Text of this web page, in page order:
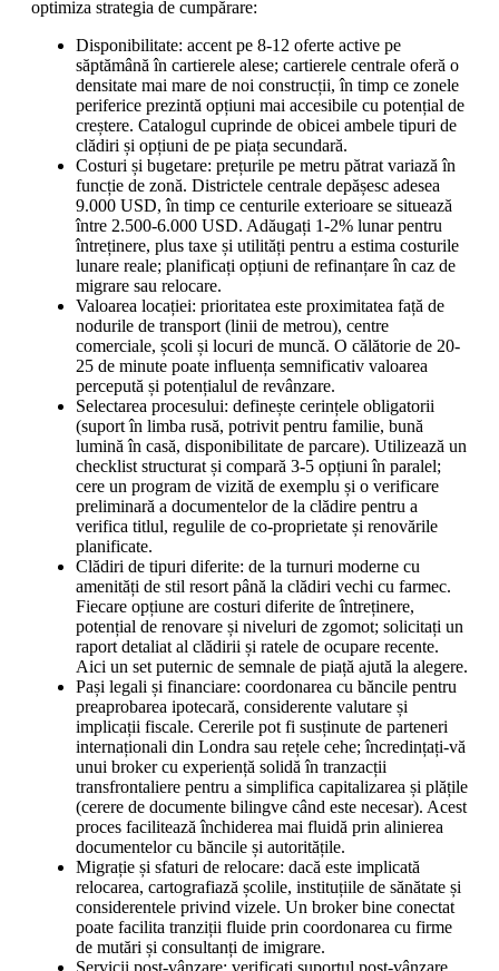
optimiza strategia de cumpărare:
Disponibilitate: accent pe 8-12 oferte active pe
săptămână în cartierele alese; cartierele centrale oferă o
densitate mai mare de noi construcții, în timp ce zonele
periferice prezintă opțiuni mai accesibile cu potențial de
creștere. Catalogul cuprinde de obicei ambele tipuri de
clădiri și opțiuni de pe piața secundară.
Costuri și bugetare: prețurile pe metru pătrat variază în
funcție de zonă. Districtele centrale depășesc adesea
9.000 USD, în timp ce centurile exterioare se situează
între 2.500-6.000 USD. Adăugați 1-2% lunar pentru
întreținere, plus taxe și utilități pentru a estima costurile
lunare reale; planificați opțiuni de refinanțare în caz de
migrare sau relocare.
Valoarea locației: prioritatea este proximitatea față de
nodurile de transport (linii de metrou), centre
comerciale, școli și locuri de muncă. O călătorie de 20-
25 de minute poate influența semnificativ valoarea
percepută și potențialul de revânzare.
Selectarea procesului: definește cerințele obligatorii
(suport în limba rusă, potrivit pentru familie, bună
lumină în casă, disponibilitate de parcare). Utilizează un
checklist structurat și compară 3-5 opțiuni în paralel;
cere un program de vizită de exemplu și o verificare
preliminară a documentelor de la clădire pentru a
verifica titlul, regulile de co-proprietate și renovările
planificate.
Clădiri de tipuri diferite: de la turnuri moderne cu
amenități de stil resort până la clădiri vechi cu farmec.
Fiecare opțiune are costuri diferite de întreținere,
potențial de renovare și niveluri de zgomot; solicitați un
raport detaliat al clădirii și ratele de ocupare recente.
Aici un set puternic de semnale de piață ajută la alegere.
Pași legali și financiare: coordonarea cu băncile pentru
preaprobarea ipotecară, considerente valutare și
implicații fiscale. Cererile pot fi susținute de parteneri
internaționali din Londra sau rețele cehe; încredințați-vă
unui broker cu experiență solidă în tranzacții
transfrontaliere pentru a simplifica capitalizarea și plățile
(cerere de documente bilingve când este necesar). Acest
proces facilitează închiderea mai fluidă prin alinierea
documentelor cu băncile și autoritățile.
Migrație și sfaturi de relocare: dacă este implicată
relocarea, cartografiază școlile, instituțiile de sănătate și
considerentele privind vizele. Un broker bine conectat
poate facilita tranziții fluide prin coordonarea cu firme
de mutări și consultanți de imigrare.
Servicii post-vânzare: verificați suportul post-vânzare,